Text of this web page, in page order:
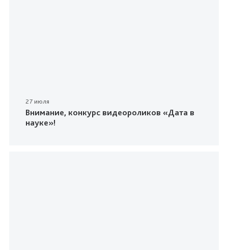
27 июля
Внимание, конкурс видеороликов «Дата в
науке»!